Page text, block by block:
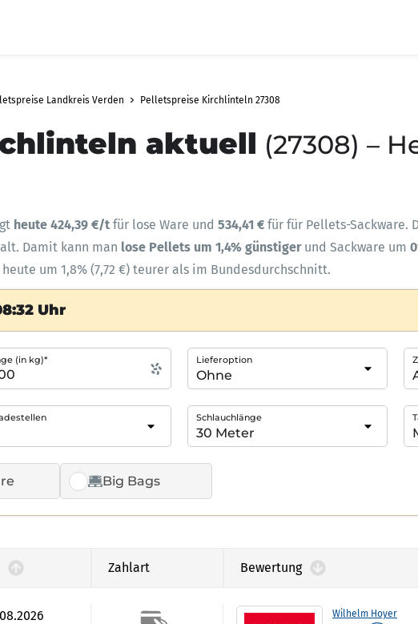
Landkreis Verden Pelletspreise Kirchlinteln 27308
aktuell (27308) –
heute 424,39 €/t für lose Ware und 534,41 € für für Pellets-Sackware.
Damit kann man lose Pellets um 1,4% günstiger und Sackware um
um 1,8% (7,72 €) teurer als im Bundesdurchschnitt.
Uhr
Big Bags
(in kg)* Lieferoption
Schlauchlänge
Zahlart Bewertung
Wilhelm Hoyer